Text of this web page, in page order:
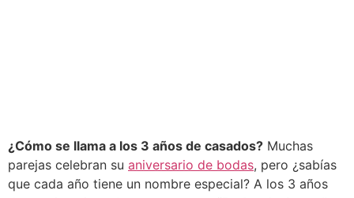
¿Cómo se llama a los 3 años de casados? Muchas
parejas celebran su aniversario de bodas, pero ¿sabías
que cada año tiene un nombre especial? A los 3 años